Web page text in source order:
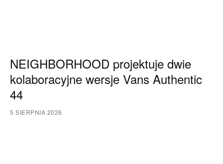
NEIGHBORHOOD projektuje dwie
kolaboracyjne wersje Vans Authentic
44
5 SIERPNIA 2026